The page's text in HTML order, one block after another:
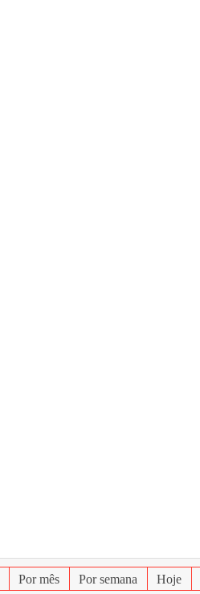
Por mês Por semana Hoje